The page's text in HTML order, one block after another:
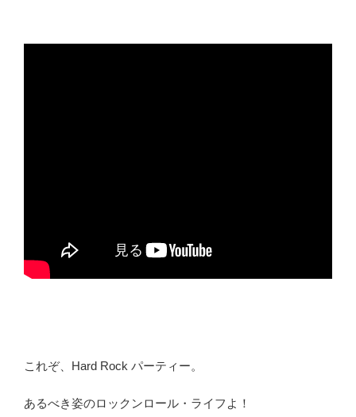
これぞ、Hard Rock パーティー。
あるべき姿のロックンロール・ライフよ！